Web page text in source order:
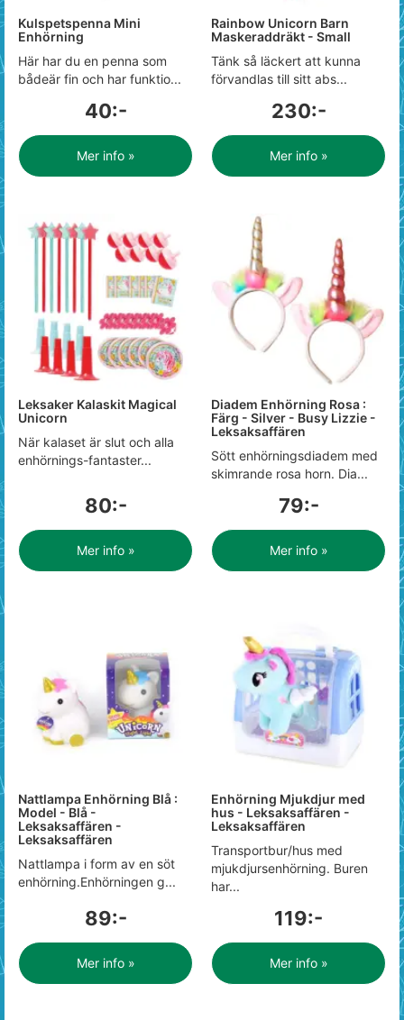
Kulspetspenna Mini
Enhörning
Här har du en penna som
bådeär fin och har funktio...
40:-
Mer info »
Rainbow Unicorn Barn
Maskeraddräkt - Small
Tänk så läckert att kunna
förvandlas till sitt abs...
230:-
Mer info »
Leksaker Kalaskit Magical
Unicorn
När kalaset är slut och alla
enhörnings-fantaster...
80:-
Mer info »
Diadem Enhörning Rosa :
Färg - Silver - Busy Lizzie -
Leksaksaffären
Sött enhörningsdiadem med
skimrande rosa horn. Dia...
79:-
Mer info »
Nattlampa Enhörning Blå :
Model - Blå -
Leksaksaffären -
Leksaksaffären
Nattlampa i form av en söt
enhörning.Enhörningen g...
89:-
Mer info »
Enhörning Mjukdjur med
hus - Leksaksaffären -
Leksaksaffären
Transportbur/hus med
mjukdjursenhörning. Buren
har...
119:-
Mer info »